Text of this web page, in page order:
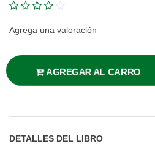
Agrega una valoración
AGREGAR AL CARRO
DETALLES DEL LIBRO